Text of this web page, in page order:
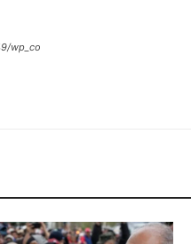
wp_co